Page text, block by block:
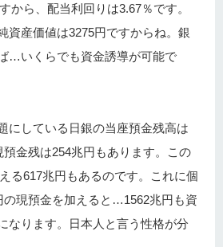
から、配当利回りは3.67％です。
資産価値は3275円ですからね。銀
…いくらでも資金誘導が可能で
にしている日銀の当座預金残高は
金残は254兆円もあります。この
る617兆円もあるのです。これに個
の現預金を加えると…1562兆円も資
なります。日本人と言う性格が分